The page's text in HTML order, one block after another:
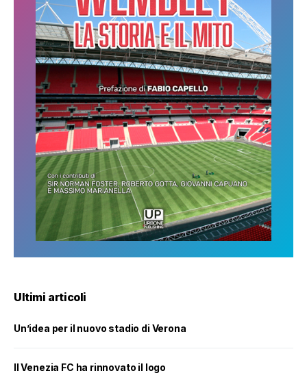
Ultimi articoli
Un’idea per il nuovo stadio di Verona
Il Venezia FC ha rinnovato il logo